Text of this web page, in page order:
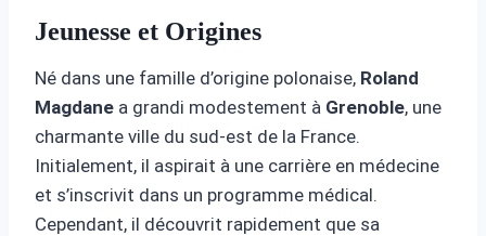
Jeunesse et Origines
Né dans une famille d’origine polonaise, Roland
Magdane a grandi modestement à Grenoble, une
charmante ville du sud-est de la France.
Initialement, il aspirait à une carrière en médecine
et s’inscrivit dans un programme médical.
Cependant, il découvrit rapidement que sa